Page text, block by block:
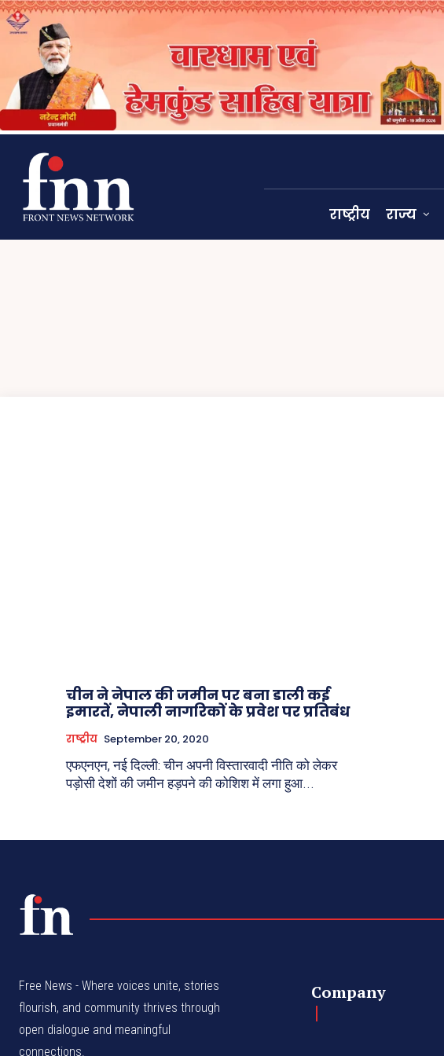
राष्ट्रीय राज्य
चीन ने नेपाल की जमीन पर बना डाली कई
इमारतें, नेपाली नागरिकों के प्रवेश पर प्रतिबंध
राष्ट्रीय September 20, 2020
एफएनएन, नई दिल्ली: चीन अपनी विस्तारवादी नीति को लेकर
पड़ोसी देशों की जमीन हड़पने की कोशिश में लगा हुआ...
Free News - Where voices unite, stories
flourish, and community thrives through
open dialogue and meaningful
connections.
Company